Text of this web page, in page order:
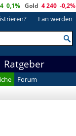
0,1% Gold 4 240 -0,2%
Fan werden
Ratgeber
Forum